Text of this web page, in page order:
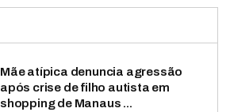
Mãe atípica denuncia agressão
após crise de filho autista em
shopping de Manaus ...